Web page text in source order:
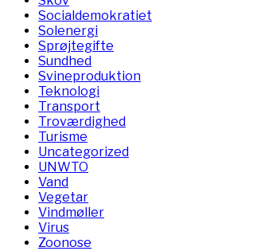
Socialdemokratiet
Solenergi
Sprøjtegifte
Sundhed
Svineproduktion
Teknologi
Transport
Troværdighed
Turisme
Uncategorized
UNWTO
Vand
Vegetar
Vindmøller
Virus
Zoonose